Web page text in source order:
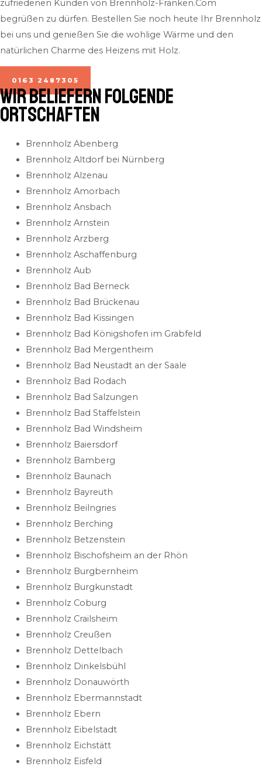
zufriedenen Kunden von Brennholz-Franken.Com
begrüßen zu dürfen. Bestellen Sie noch heute Ihr Brennholz
bei uns und genießen Sie die wohlige Wärme und den
natürlichen Charme des Heizens mit Holz.
0163 2487305
Wir beliefern folgende
Ortschaften
Brennholz Abenberg
Brennholz Altdorf bei Nürnberg
Brennholz Alzenau
Brennholz Amorbach
Brennholz Ansbach
Brennholz Arnstein
Brennholz Arzberg
Brennholz Aschaffenburg
Brennholz Aub
Brennholz Bad Berneck
Brennholz Bad Brückenau
Brennholz Bad Kissingen
Brennholz Bad Königshofen im Grabfeld
Brennholz Bad Mergentheim
Brennholz Bad Neustadt an der Saale
Brennholz Bad Rodach
Brennholz Bad Salzungen
Brennholz Bad Staffelstein
Brennholz Bad Windsheim
Brennholz Baiersdorf
Brennholz Bamberg
Brennholz Baunach
Brennholz Bayreuth
Brennholz Beilngries
Brennholz Berching
Brennholz Betzenstein
Brennholz Bischofsheim an der Rhön
Brennholz Burgbernheim
Brennholz Burgkunstadt
Brennholz Coburg
Brennholz Crailsheim
Brennholz Creußen
Brennholz Dettelbach
Brennholz Dinkelsbühl
Brennholz Donauwörth
Brennholz Ebermannstadt
Brennholz Ebern
Brennholz Eibelstadt
Brennholz Eichstätt
Brennholz Eisfeld